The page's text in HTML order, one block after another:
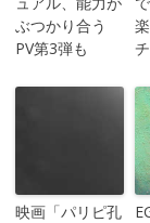
ぶつかり合う
PV第3弾も
映画「パリピ孔